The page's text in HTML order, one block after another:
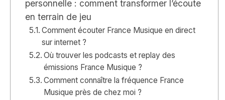
personnelle : comment transformer l’écoute
en terrain de jeu
Comment écouter France Musique en direct
sur internet ?
Où trouver les podcasts et replay des
émissions France Musique ?
Comment connaître la fréquence France
Musique près de chez moi ?